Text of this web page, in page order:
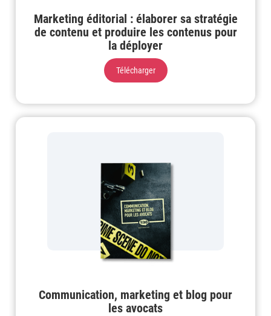
Marketing éditorial : élaborer sa stratégie
de contenu et produire les contenus pour
la déployer
Télécharger
Communication, marketing et blog pour
les avocats